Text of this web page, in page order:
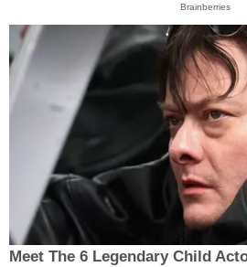
Brainberries
Meet The 6 Legendary Child